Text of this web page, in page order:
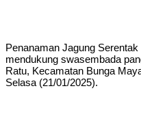
Penanaman Jagung
mendukung swasembada
Ratu, Kecamatan Bunga
Selasa (21/01/2025).